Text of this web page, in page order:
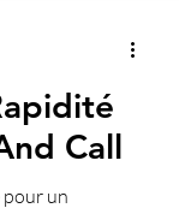
Call
pour un